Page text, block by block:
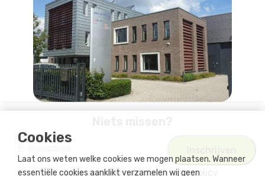
Cookies
Laat ons weten welke cookies we mogen plaatsen. Wanneer
essentiële cookies aanklikt verzamelen wij geen
Ik ga akkoord metde privacy policy